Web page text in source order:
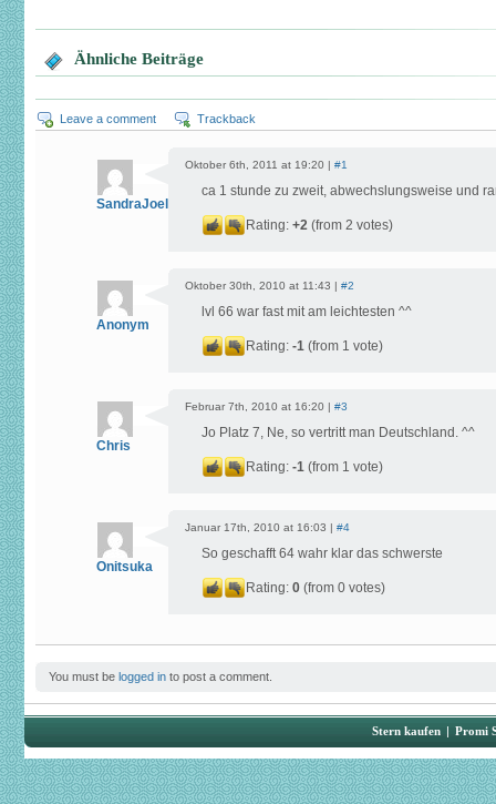
Ähnliche Beiträge
Leave a comment Trackback
SandraJoel
Oktober 6th, 2011 at 19:20 | #1
ca 1 stunde zu zweit, abwechslungsweise und
Rating: +2 (from 2 votes)
Anonym
Oktober 30th, 2010 at 11:43 | #2
lvl 66 war fast mit am leichtesten ^^
Rating: -1 (from 1 vote)
Chris
Februar 7th, 2010 at 16:20 | #3
Jo Platz 7, Ne, so vertritt man Deutschland. ^^
Rating: -1 (from 1 vote)
Onitsuka
Januar 17th, 2010 at 16:03 | #4
So geschafft 64 wahr klar das schwerste
Rating: 0 (from 0 votes)
You must be logged in to post a comment.
Stern kaufen | Promi